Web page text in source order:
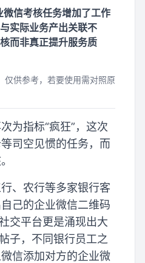
微信考核任务增加了工作
实际业务产出关联不
而非真正提升服务质
仅供参考，若要使用需对照原
为指标“疯狂”，这次
司空见惯的任务，而
、农行等多家银行客
己的企业微信二维码
交平台更是涌现出大
子，不同银行员工之
信添加对方的企业微